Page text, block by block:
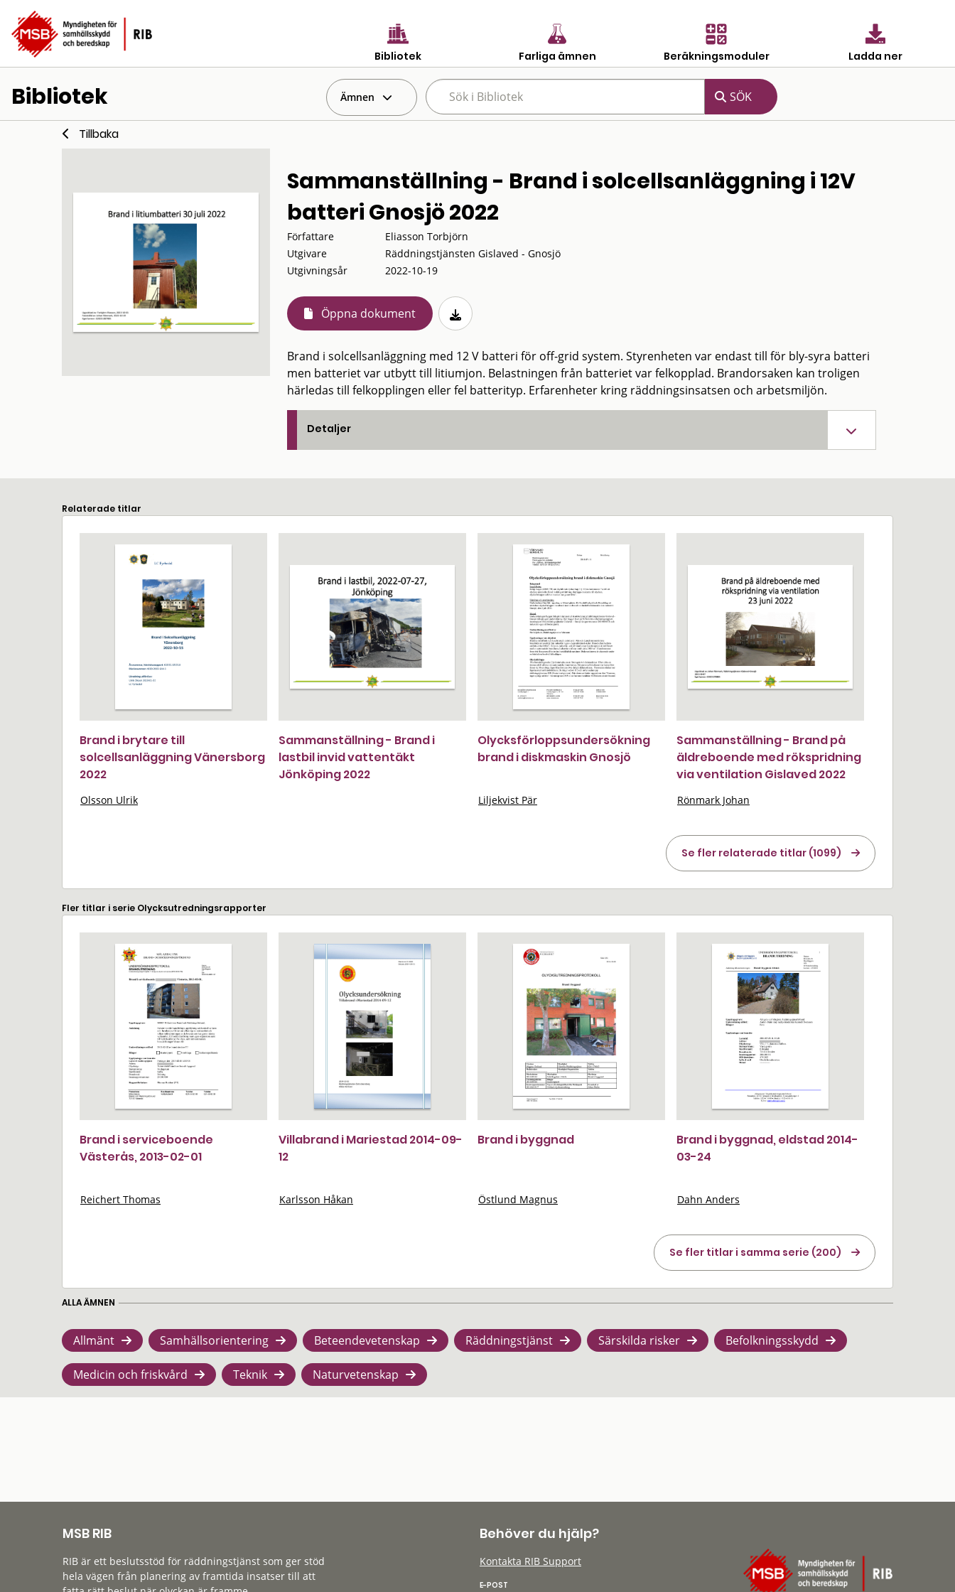
Bibliotek Farliga ämnen Beräkningsmoduler Ladda ner
Bibliotek Ämnen
Tillbaka
Sammanställning - Brand i solcellsanläggning i 12V
batteri Gnosjö 2022
Författare
Eliasson Torbjörn
Utgivare
Räddningstjänsten Gislaved - Gnosjö
Utgivningsår
2022-10-19
Öppna dokument
Brand i solcellsanläggning med 12 V batteri för off-grid system. Styrenheten var endast till för bly-syra batteri
men batteriet var utbytt till litiumjon. Belastningen från batteriet var felkopplad. Brandorsaken kan troligen
härledas till felkopplingen eller fel batterityp. Erfarenheter kring räddningsinsatsen och arbetsmiljön.
Detaljer
Relaterade titlar
Brand i brytare till
solcellsanläggning Vänersborg
2022
Olsson Ulrik
Sammanställning - Brand i
lastbil invid vattentäkt
Jönköping 2022
Olycksförloppsundersökning
brand i diskmaskin Gnosjö
Liljekvist Pär
Sammanställning - Brand på
äldreboende med rökspridning
via ventilation Gislaved 2022
Rönmark Johan
Se fler relaterade titlar (1099)
Fler titlar i serie Olycksutredningsrapporter
Brand i serviceboende
Västerås, 2013-02-01
Reichert Thomas
Villabrand i Mariestad 2014-09-
12
Karlsson Håkan
Brand i byggnad
Östlund Magnus
Brand i byggnad, eldstad 2014-
03-24
Dahn Anders
Se fler titlar i samma serie (200)
ALLA ÄMNEN
Allmänt Samhällsorientering Beteendevetenskap Räddningstjänst Särskilda risker Befolkningsskydd
Medicin och friskvård Teknik Naturvetenskap
MSB RIB
RIB är ett beslutsstöd för räddningstjänst som ger stöd
hela vägen från planering av framtida insatser till att
Behöver du hjälp?
Kontakta RIB Support
E-POST